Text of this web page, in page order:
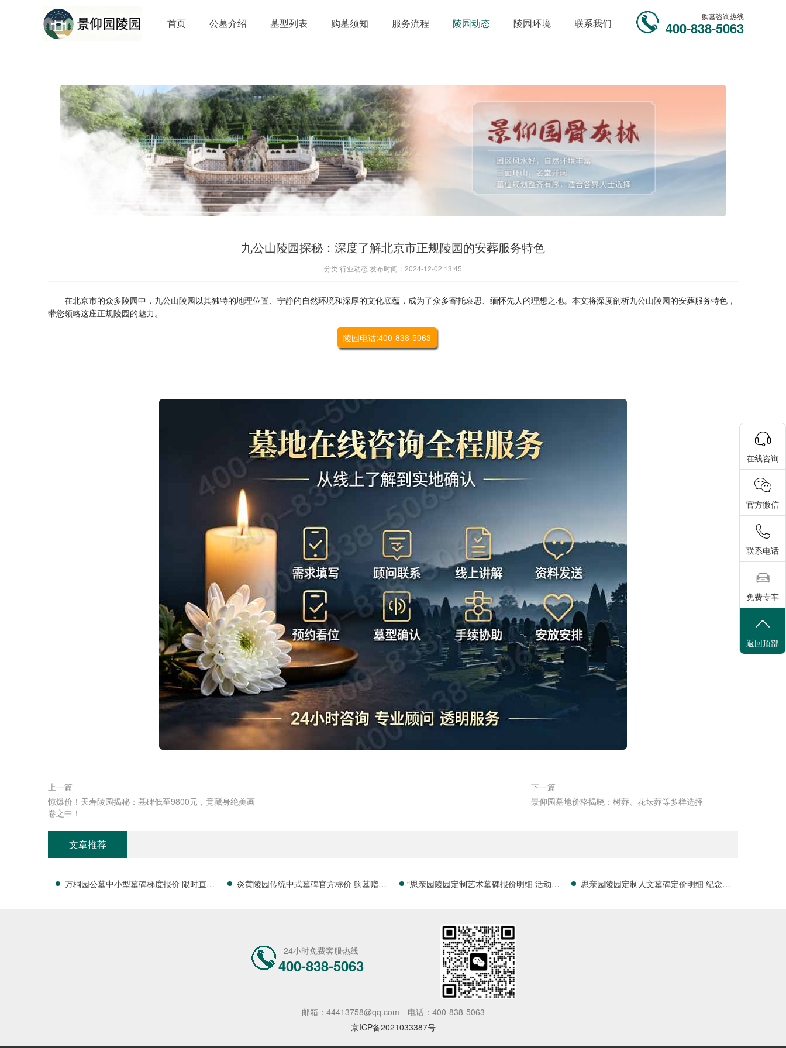
首页 公墓介绍 墓型列表 购墓须知 服务流程 陵园动态 陵园环境 联系我们
购墓咨询热线
400-838-5063
九公山陵园探秘：深度了解北京市正规陵园的安葬服务特色
分类:行业动态 发布时间：2024-12-02 13:45
在北京市的众多陵园中， 九公山陵园以其独特的地理位置、宁静的自然环境和深厚的文化底蕴，成为了众多寄托哀思、缅怀先人的理想之地。本文将深度剖析九公山陵园的安葬服务特色，
带您领略这座正规陵园的魅力。
陵园电话:400-838-5063
上一篇
惊爆价！天寿陵园揭秘：墓碑低至9800元，竟藏身绝美画
卷之中！
下一篇
景仰园墓地价格揭晓：树葬、花坛葬等多样选择
文章推荐
万桐园公墓中小型墓碑梯度报价 限时直降
炎黄陵园传统中式墓碑官方标价 购墓赠送
“思亲园陵园定制艺术墓碑报价明细 活动减
思亲园陵园定制人文墓碑定价明细 纪念空
24小时免费客服热线
400-838-5063
邮箱：44413758@qq.com
电话：400-838-5063
京ICP备2021033387号
在线咨询
官方微信
联系电话
免费专车
返回顶部